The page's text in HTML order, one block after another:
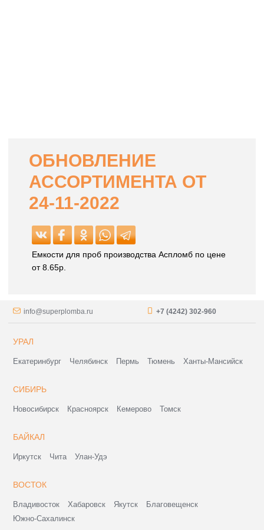
ОБНОВЛЕНИЕ
АССОРТИМЕНТА ОТ
24-11-2022
Емкости для проб производства Аспломб по цене
от 8.65р.
info@superplomba.ru +7 (4242) 302-960
УРАЛ
Екатеринбург Челябинск Пермь Тюмень Ханты-Мансийск
СИБИРЬ
Новосибирск Красноярск Кемерово Томск
БАЙКАЛ
Иркутск Чита Улан-Удэ
ВОСТОК
Владивосток Хабаровск Якутск
Благовещенск
Южно-Сахалинск